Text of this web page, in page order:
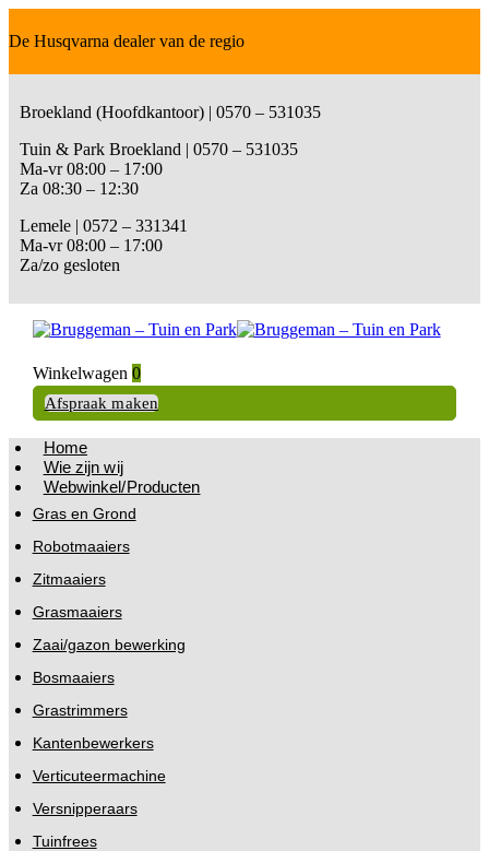
De Husqvarna dealer van de regio
Broekland (Hoofdkantoor) | 0570 – 531035
Tuin & Park Broekland | 0570 – 531035
Ma-vr 08:00 – 17:00
Za 08:30 – 12:30
Lemele | 0572 – 331341
Ma-vr 08:00 – 17:00
Za/zo gesloten
Winkelwagen 0
Afspraak maken
Home
Wie zijn wij
Webwinkel/Producten
Gras en Grond
Robotmaaiers
Zitmaaiers
Grasmaaiers
Zaai/gazon bewerking
Bosmaaiers
Grastrimmers
Kantenbewerkers
Verticuteermachine
Versnipperaars
Tuinfrees